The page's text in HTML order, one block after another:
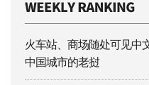
火车站、商场随处可见中
中国城市的老挝